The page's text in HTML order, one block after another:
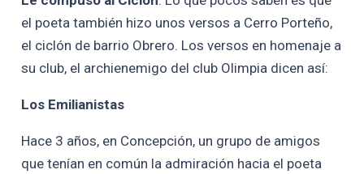
el poeta también hizo unos versos a Cerro Porteño,
el ciclón de barrio Obrero. Los versos en homenaje a
su club, el archienemigo del club Olimpia dicen así:
Los Emilianistas
Hace 3 años, en Concepción, un grupo de amigos
que tenían en común la admiración hacia el poeta